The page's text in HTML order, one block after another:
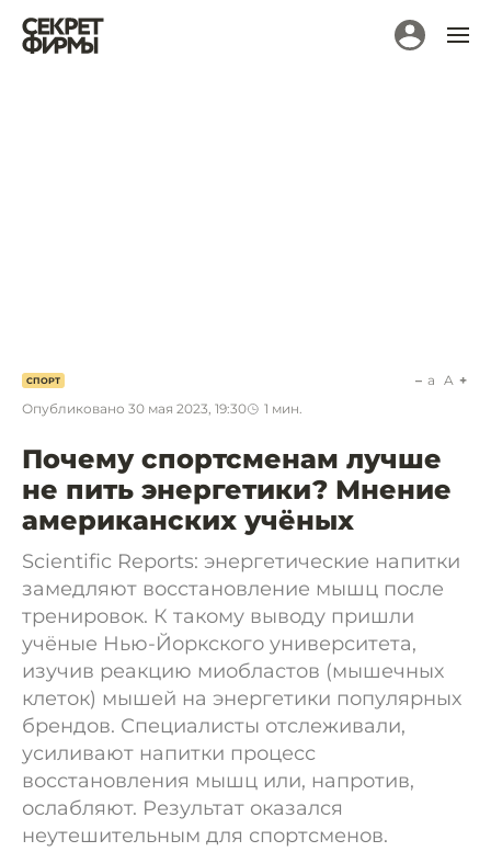
СПОРТ
Опубликовано 30 мая 2023, 19:30 1 мин.
a A
Почему спортсменам лучше
не пить энергетики? Мнение
американских учёных
Scientific Reports: энергетические напитки
замедляют восстановление мышц после
тренировок. К такому выводу пришли
учёные Нью-Йоркского университета,
изучив реакцию миобластов (мышечных
клеток) мышей на энергетики популярных
брендов. Специалисты отслеживали,
усиливают напитки процесс
восстановления мышц или, напротив,
ослабляют. Результат оказался
неутешительным для спортсменов.